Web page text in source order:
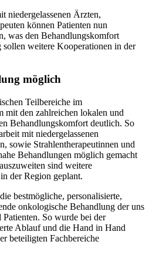
niedergelassenen Ärzten,
können Patienten nun
was den Behandlungskomfort
weitere Kooperationen in der
möglich
Teilbereiche im
mit den zahlreichen lokalen und
Behandlungskomfort deutlich. So
mit niedergelassenen
sowie Strahlentherapeutinnen und
Behandlungen möglich gemacht
sind weitere
in der Region geplant.
bestmögliche, personalisierte,
onkologische Behandlung der uns
So wurde bei der
Ablauf und die Hand in Hand
beteiligten Fachbereiche